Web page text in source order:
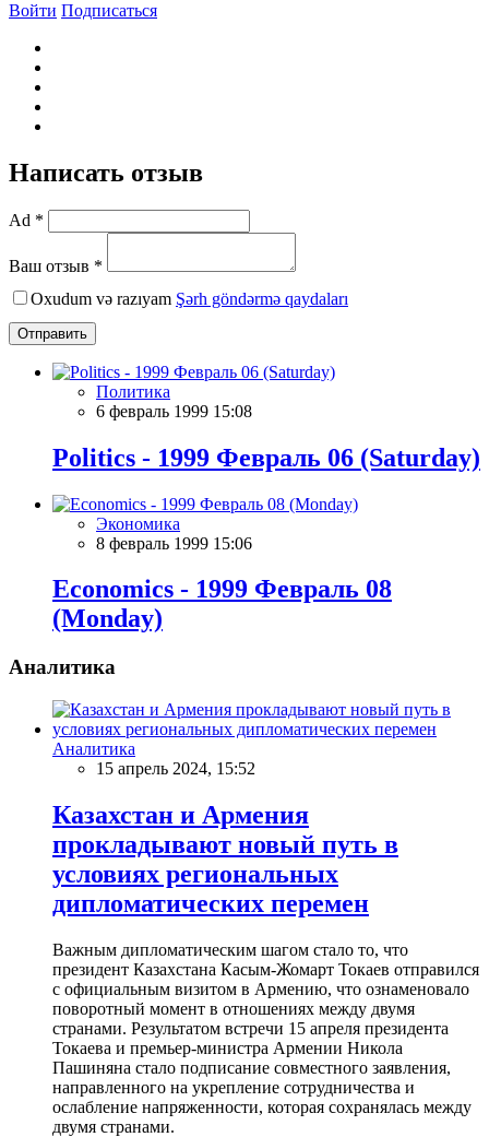
Войти Подписаться
Написать отзыв
Ad *
Ваш отзыв *
Oxudum və razıyam Şərh göndərmə qaydaları
Отправить
Политика
6 февраль 1999 15:08
Politics - 1999 Февраль 06 (Saturday)
Экономика
8 февраль 1999 15:06
Economics - 1999 Февраль 08
(Monday)
Аналитика
Аналитика
15 апрель 2024, 15:52
Казахстан и Армения
прокладывают новый путь в
условиях региональных
дипломатических перемен
Важным дипломатическим шагом стало то, что
президент Казахстана Касым-Жомарт Токаев отправился
с официальным визитом в Армению, что ознаменовало
поворотный момент в отношениях между двумя
странами. Результатом встречи 15 апреля президента
Токаева и премьер-министра Армении Никола
Пашиняна стало подписание совместного заявления,
направленного на укрепление сотрудничества и
ослабление напряженности, которая сохранялась между
двумя странами.